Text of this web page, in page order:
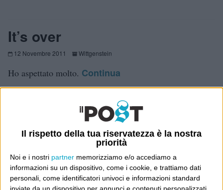
Il rispetto della tua riservatezza è la nostra
priorità
Noi e i nostri partner memorizziamo e/o accediamo a
informazioni su un dispositivo, come i cookie, e trattiamo dati
personali, come identificatori univoci e informazioni standard
It’s over
12 Novembre 2011 Wittgenstein
Ho aspettato molto. Continua
Splende il sole trallallà
30 Giugno 2010 Cartastampata,Vanity Fair
L’Electric Light Orchestra, allora, quelli duri e puri la
sfottevano. E in effetti era facile leggerla come una
baracconata circense di pop e archi e sintetizzatori che